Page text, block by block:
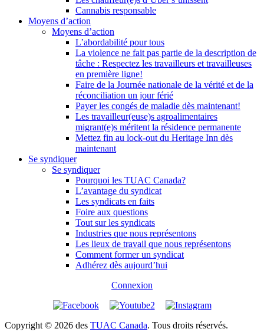
Cannabis responsable
Moyens d’action
Moyens d’action
L’abordabilité pour tous
La violence ne fait pas partie de la description de
tâche : Respectez les travailleurs et travailleuses
en première ligne!
Faire de la Journée nationale de la vérité et de la
réconciliation un jour férié
Payer les congés de maladie dès maintenant!
Les travailleur(euse)s agroalimentaires
migrant(e)s méritent la résidence permanente
Mettez fin au lock-out du Heritage Inn dès
maintenant
Se syndiquer
Se syndiquer
Pourquoi les TUAC Canada?
L’avantage du syndicat
Les syndicats en faits
Foire aux questions
Tout sur les syndicats
Industries que nous représentons
Les lieux de travail que nous représentons
Comment former un syndicat
Adhérez dès aujourd’hui
Connexion
Copyright © 2026 des TUAC Canada. Tous droits réservés.